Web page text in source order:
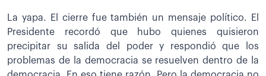
La yapa. El cierre fue también un mensaje político. El
Presidente recordó que hubo quienes quisieron
precipitar su salida del poder y respondió que los
problemas de la democracia se resuelven dentro de la